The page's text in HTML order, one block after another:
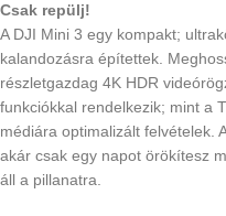
Csak repülj!
A DJI Mini 3 egy kompakt;
kalandozásra építettek.
részletgazdag 4K HDR
funkciókkal rendelkezik; mint a
médiára optimalizált felvételek.
akár csak egy napot örökítesz
áll a pillanatra.